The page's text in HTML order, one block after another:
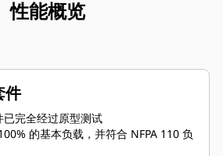
性能概览
件
完全经过原型测试
的基本负载，并符合 NFPA 110 负